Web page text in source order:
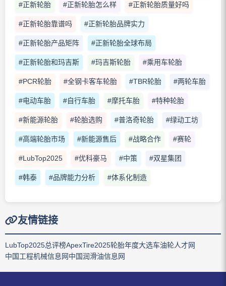
#正新轮胎 #正新轮胎怎么样 #正新轮胎质量好吗
#正新轮胎靠谱吗 #正新轮胎品牌实力
#正新轮胎产品矩阵 #正新轮胎全球布局
#正新轮胎和玛吉斯 #玛吉斯轮胎 #乘用车轮胎
#PCR轮胎 #全钢卡客车轮胎 #TBR轮胎 #两轮车胎
#电动车胎 #自行车胎 #摩托车胎 #特种轮胎
#新能源轮胎 #轮胎选购 #普洛奇轮胎 #绿动工坊
#高端轮胎市场 #新能源售后 #战略合作 #赛轮
#LubTop2025 #优科豪马 #中策 #双星集团
#韩泰 #品牌能力分析 #体系化制造
友情链接
LubTop2025总评榜ApexTire2025轮胎年度大选车油轮人才网
中国工程机械信息网中国润滑油信息网